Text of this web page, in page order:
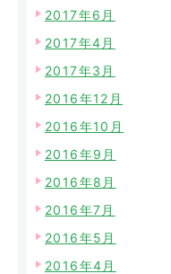
2017年6月
2017年4月
2017年3月
2016年12月
2016年10月
2016年9月
2016年8月
2016年7月
2016年5月
2016年4月